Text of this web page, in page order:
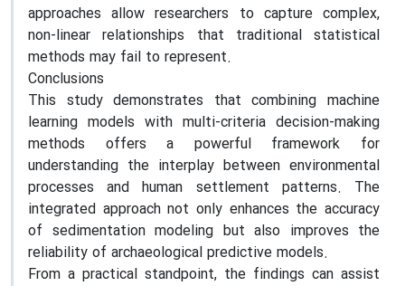
approaches allow researchers to capture complex,
non-linear relationships that traditional statistical
methods may fail to represent.
Conclusions
This study demonstrates that combining machine
learning models with multi-criteria decision-making
methods offers a powerful framework for
understanding the interplay between environmental
processes and human settlement patterns. The
integrated approach not only enhances the accuracy
of sedimentation modeling but also improves the
reliability of archaeological predictive models.
From a practical standpoint, the findings can assist